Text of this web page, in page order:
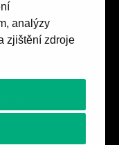
analýzy
zjištění zdroje